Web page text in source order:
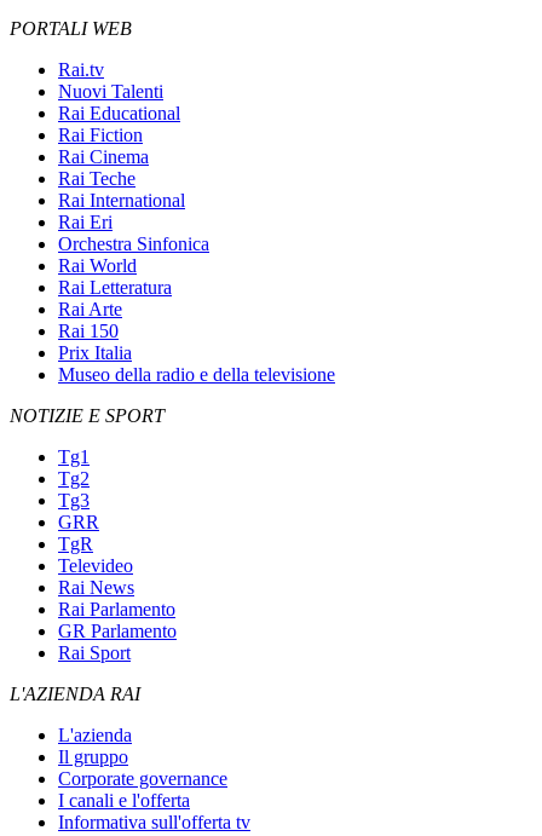
PORTALI WEB
Rai.tv
Nuovi Talenti
Rai Educational
Rai Fiction
Rai Cinema
Rai Teche
Rai International
Rai Eri
Orchestra Sinfonica
Rai World
Rai Letteratura
Rai Arte
Rai 150
Prix Italia
Museo della radio e della televisione
NOTIZIE E SPORT
Tg1
Tg2
Tg3
GRR
TgR
Televideo
Rai News
Rai Parlamento
GR Parlamento
Rai Sport
L'AZIENDA RAI
L'azienda
Il gruppo
Corporate governance
I canali e l'offerta
Informativa sull'offerta tv